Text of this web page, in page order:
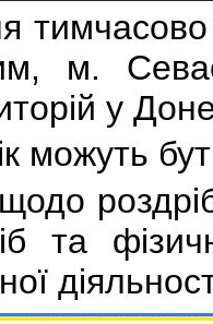
тимчасово
м.
у
можуть
та